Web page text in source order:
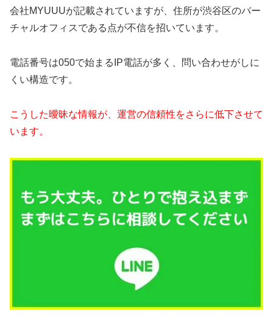
会社MYUUUが記載されていますが、住所が渋谷区のバー
チャルオフィスである点が不信を招いています。
電話番号は050で始まるIP電話が多く、問い合わせがしに
くい構造です。
こうした曖昧な情報が、運営の信頼性をさらに低下させて
います。